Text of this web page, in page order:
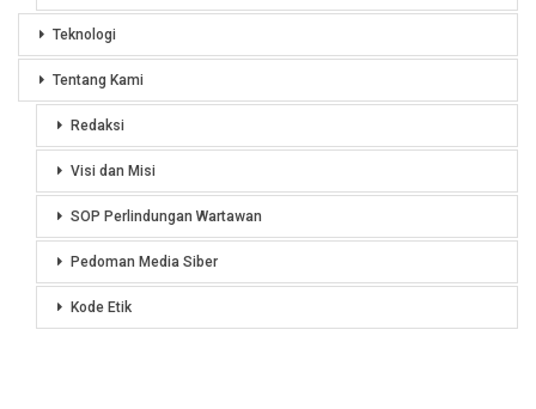
Teknologi
Tentang Kami
Redaksi
Visi dan Misi
SOP Perlindungan Wartawan
Pedoman Media Siber
Kode Etik